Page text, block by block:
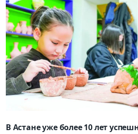
В Астане уже более 10 лет